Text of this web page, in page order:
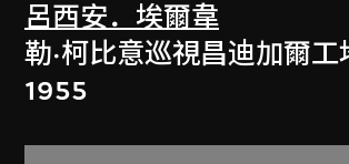
呂西安．埃爾韋
勒·柯比意巡視昌迪加爾工
1955